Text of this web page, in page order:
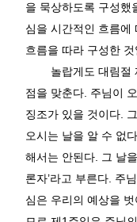
을 묵상하도록 구성했
심을 시간적인 흐름에
흐름을 따라 구성한
놀랍게도 대림절
점을 맞춘다 주님이
징조가 있을 것이다
오시는 날을 알 수 없다
해서는 안된다
그 날
론자’라고 부른다 주
심은 우리의 예상을